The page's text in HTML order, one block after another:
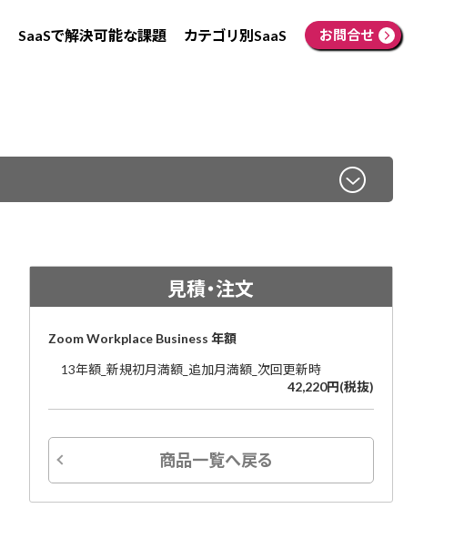
SaaSで解決可能な課題 カテゴリ別SaaS お問合せ
見積・注文
Zoom Workplace Business 年額
13年額_新規初月満額_追加月満額_次回更新時
42,220円(税抜)
商品一覧へ戻る